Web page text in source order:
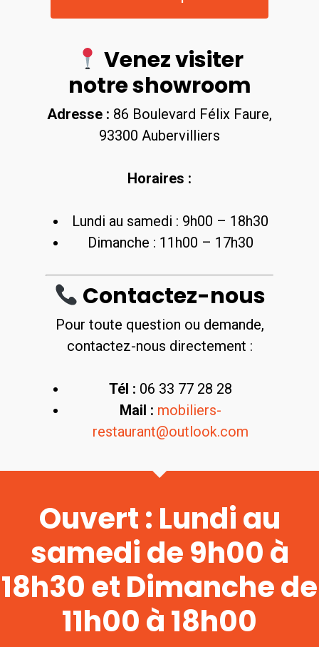
Venez visiter
notre showroom
Adresse : 86 Boulevard Félix Faure,
93300 Aubervilliers
Horaires :
Lundi au samedi : 9h00 – 18h30
Dimanche : 11h00 – 17h30
Contactez-nous
Pour toute question ou demande,
contactez-nous directement :
Tél : 06 33 77 28 28
Mail : mobiliers-
restaurant@outlook.com
Ouvert : Lundi au
samedi de 9h00 à
18h30 et Dimanche de
11h00 à 18h00